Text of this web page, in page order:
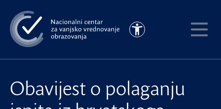
na
glavni
sadržaj
Pristupačnost
Obavijest o polaganju